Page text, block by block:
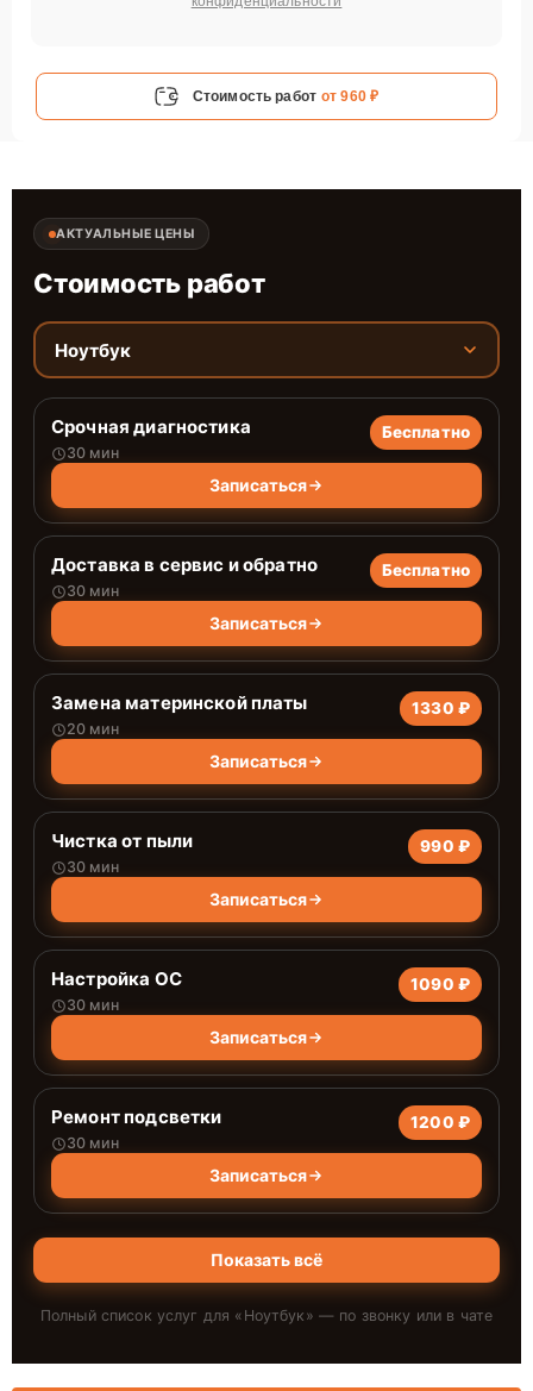
Стоимость работ от 960 ₽
АКТУАЛЬНЫЕ ЦЕНЫ
Стоимость работ
Ноутбук
Срочная диагностика
30 мин
Бесплатно
Записаться
Доставка в сервис и обратно
30 мин
Бесплатно
Записаться
Замена материнской платы
20 мин
1330 ₽
Записаться
Чистка от пыли
30 мин
990 ₽
Записаться
Настройка ОС
30 мин
1090 ₽
Записаться
Ремонт подсветки
30 мин
1200 ₽
Записаться
Показать всё
Полный список услуг для « Ноутбук » — по звонку или в чате